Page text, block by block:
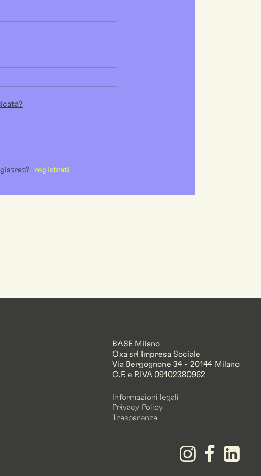
registrati
BASE Milano
Oxa srl Impresa Sociale
Via Bergognone 34 - 20144 Milano
C.F. e P.IVA 09102380962
Informazioni legali
Privacy Policy
Trasparenza